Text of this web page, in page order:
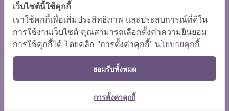
→ ระบบจัดการเว็บไซต์
→ ระบบ Admission
→ EDU MIS
→ EDU SIS
เว็บไซต์นี้ใช้คุกกี้
เราใช้คุกกี้เพื่อเพิ่มประสิทธิภาพ และประสบการณ์ที่ดีใน
การใช้งานเว็บไซต์ คุณสามารถเลือกตั้งค่าความยินยอม
การใช้คุกกี้ได้ โดยคลิก "การตั้งค่าคุกกี้" นโยบายคุกกี้
ยอมรับทั้งหมด
การตั้งค่าคุกกี้